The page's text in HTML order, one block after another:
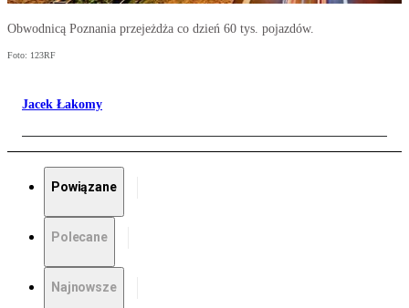
Obwodnicą Poznania przejeżdża co dzień 60 tys. pojazdów.
Foto: 123RF
Jacek Łakomy
Powiązane
Polecane
Najnowsze